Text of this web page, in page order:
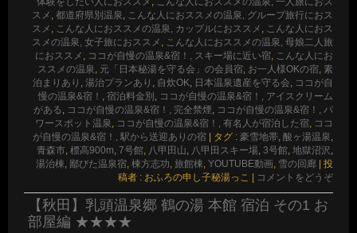
スメ , 都道府県別温泉, こんな人におススメの温泉, グループ旅行におス
スメ , こんな人におススメの温泉, カップルにおススメ , こんな人におス
スメの温泉, 女子旅におススメ , こんな人におススメの温泉, 母娘二人旅
におススメ , ココが自慢の温泉&宿！, スキー場に近い宿, こんな人にお
ススメの温泉, 元「日本秘湯を守る会」の会員宿, お一人様OKの宿, 素
泊まりあり , 湯治プランあり , 自炊OK, 日本温泉遺産を守る会, ココが自
慢の温泉&宿！ , 宿泊料金別 , ココが自慢の温泉&宿！, アイスクリーム
がある, ココが自慢の温泉&宿！, 完全禁煙, ココが自慢の温泉&宿！, パ
ワースポット温泉, ココが自慢の温泉&宿！, 有名人が宿泊した宿, ココ
が自慢の温泉&宿！, 駅から送迎ありの宿
タグ : 豪雪地帯, 酸ヶ湯温泉,
青森市, 標高900m, 7号館, 八甲田山, 八甲田スキー場, 3号館, 地獄沼沢 ,
湯治棟, 鄙びた温泉宿, 棟方志功, 旅館棟, YOUTUBE動画, 雪の回廊
投
稿者 : おふろの申し子秘湯っこ
コメントをどうぞ
【秋田】乳頭温泉郷 鶴の湯 本館 宿泊 その1 お
部屋編 ★★★★